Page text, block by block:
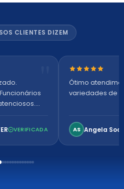
CLIENTES DIZEM
VERIFICADA
Nota 5 de 5
Ótimo
variedades de
AS Angela